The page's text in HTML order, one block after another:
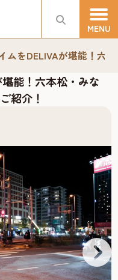
ムをDELIVAが堪能！六
能！六本松・みな
紹介！